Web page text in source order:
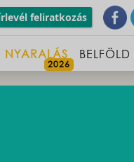
feliratkozás
NYARALÁS BELFÖLD